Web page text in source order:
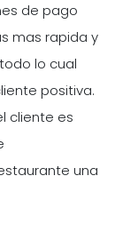
de pago
mas rapida y
lo cual
positiva.
cliente es
una